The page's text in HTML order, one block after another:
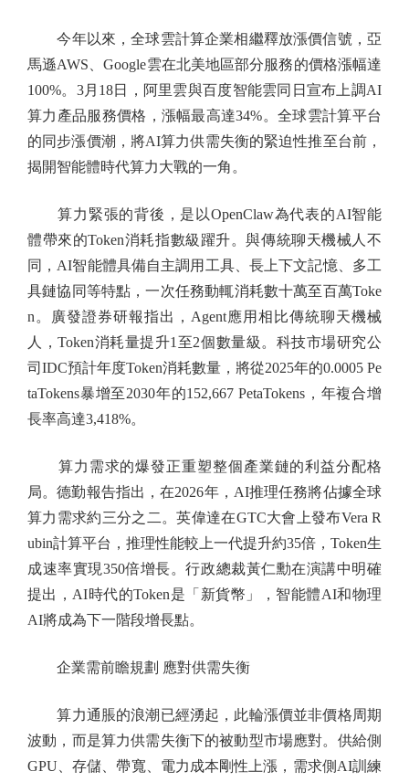
今年以來，全球雲計算企業相繼釋放漲價信號，亞
馬遜AWS、Google雲在北美地區部分服務的價格漲幅達
100%。3月18日，阿里雲與百度智能雲同日宣布上調AI
算力產品服務價格，漲幅最高達34%。全球雲計算平台
的同步漲價潮，將AI算力供需失衡的緊迫性推至台前，
揭開智能體時代算力大戰的一角。
算力緊張的背後，是以OpenClaw為代表的AI智能
體帶來的Token消耗指數級躍升。與傳統聊天機械人不
同，AI智能體具備自主調用工具、長上下文記憶、多工
具鏈協同等特點，一次任務動輒消耗數十萬至百萬Toke
n。廣發證券研報指出，Agent應用相比傳統聊天機械
人，Token消耗量提升1至2個數量級。科技市場研究公
司IDC預計年度Token消耗數量，將從2025年的0.0005 Pe
taTokens暴增至2030年的152,667 PetaTokens，年複合增
長率高達3,418%。
算力需求的爆發正重塑整個產業鏈的利益分配格
局。德勤報告指出，在2026年，AI推理任務將佔據全球
算力需求約三分之二。英偉達在GTC大會上發布Vera R
ubin計算平台，推理性能較上一代提升約35倍，Token生
成速率實現350倍增長。行政總裁黃仁勳在演講中明確
提出，AI時代的Token是「新貨幣」，智能體AI和物理
AI將成為下一階段增長點。
企業需前瞻規劃 應對供需失衡
算力通脹的浪潮已經湧起，此輪漲價並非價格周期
波動，而是算力供需失衡下的被動型市場應對。供給側
GPU、存儲、帶寬、電力成本剛性上漲，需求側AI訓練